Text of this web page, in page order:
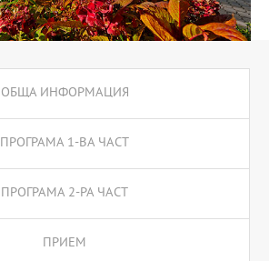
ОБЩА ИНФОРМАЦИЯ
ПРОГРАМА 1-ВА ЧАСТ
ПРОГРАМА 2-РА ЧАСТ
ПРИЕМ